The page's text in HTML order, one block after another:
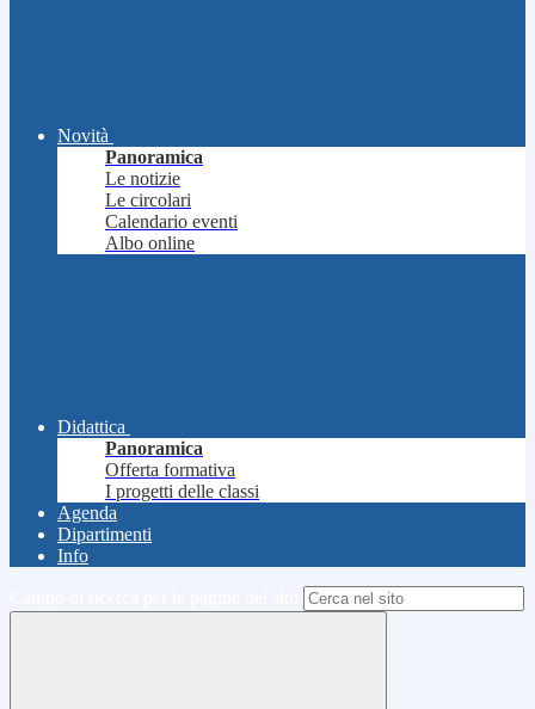
Novità
Panoramica
Le notizie
Le circolari
Calendario eventi
Albo online
Didattica
Panoramica
Offerta formativa
I progetti delle classi
Agenda
Dipartimenti
Info